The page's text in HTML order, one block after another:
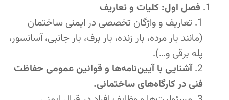
فصل اول: کلیات و تعاریف
تعاریف و واژگان تخصصی در ایمنی ساختمان
(مانند بار مرده، بار زنده، بار برف، بار جانبی، آسانسور،
پله برقی و…).
آشنایی با آیین‌نامه‌ها و قوانین عمومی حفاظت
فنی در کارگاه‌های ساختمانی.